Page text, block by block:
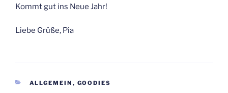
Kommt gut ins Neue Jahr!
Liebe Grüße, Pia
KATEGORIEN
ALLGEMEIN , GOODIES